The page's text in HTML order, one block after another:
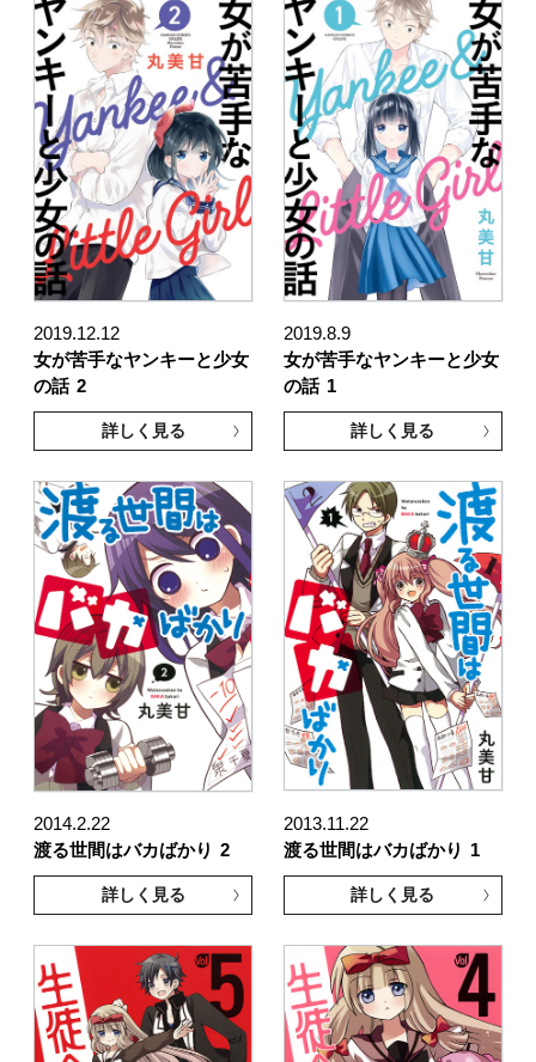
2019.12.12
女が苦手なヤンキーと少女
の話 2
詳しく見る
2019.8.9
女が苦手なヤンキーと少女
の話 1
詳しく見る
2014.2.22
渡る世間はバカばかり 2
詳しく見る
2013.11.22
渡る世間はバカばかり
1
詳しく見る